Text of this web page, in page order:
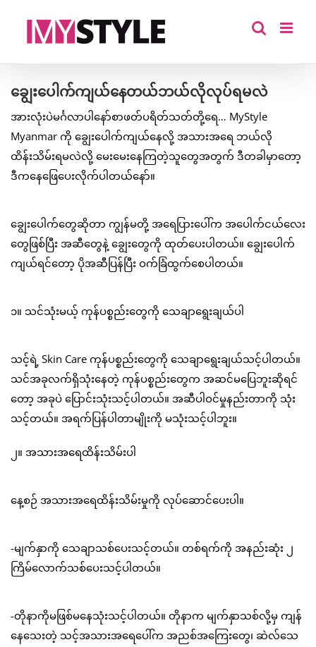
ချွေးပေါက်ကျယ်နေတယ်ဘယ်လိုလုပ်ရမလဲ
အားလုံးပဲမင်္ဂလာပါနော်စာဖတ်ပရိတ်သတ်တို့ရေ… MyStyle
Myanmar ကို ချွေးပေါက်ကျယ်နေလို့ အသားအရေ ဘယ်လို
ထိန်းသိမ်းရမလဲလို့ မေးမေးနေကြတဲ့သူတွေအတွက် ဒီတခါမှာတော့
ဒီကနေဖြေပေးလိုက်ပါတယ်နော်။
ချွေးပေါက်တွေဆိုတာ ကျွန်မတို့ အရေပြားပေါ်က အပေါက်ငယ်လေး
တွေဖြစ်ပြီး အဆီတွေနဲ့ ချွေးတွေကို ထုတ်ပေးပါတယ်။ ချွေးပေါက်
ကျယ်ရင်တော့ ပိုအဆီပြန်ပြီး ဝက်ခြံထွက်စေပါတယ်။
၁။ သင်သုံးမယ့် ကုန်ပစ္စည်းတွေကို သေချာရွေးချယ်ပါ
သင့်ရဲ့ Skin Care ကုန်ပစ္စည်းတွေကို သေချာရွေးချယ်သင့်ပါတယ်။
သင်အခုလက်ရှိသုံးနေတဲ့ ကုန်ပစ္စည်းတွေက အဆင်မပြေဘူးဆိုရင်
တော့ အခုပဲ ပြောင်းသုံးသင့်ပါတယ်။ အဆီပါဝင်မှုနည်းတာကို သုံး
သင့်တယ်။ အရက်ပြန်ပါတာမျိုးကို မသုံးသင့်ပါဘူး။
၂။ အသားအရေထိန်းသိမ်းပါ
နေ့စဉ် အသားအရေထိန်းသိမ်းမှုကို လုပ်ဆောင်ပေးပါ။
-မျက်နှာကို သေချာသစ်ပေးသင့်တယ်။ တစ်ရက်ကို အနည်းဆုံး ၂
ကြိမ်လောက်သစ်ပေးသင့်ပါတယ်။
-တိုနာကိုမဖြစ်မနေသုံးသင့်ပါတယ်။ တိုနာက မျက်နှာသစ်လို့မှ ကျန်
နေသေးတဲ့ သင့်အသားအရေပေါ်က အညစ်အကြေးတွေ၊ ဆဲလ်သေ